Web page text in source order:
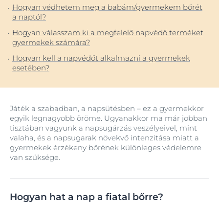
Hogyan védhetem meg a babám/gyermekem bőrét
a naptól?
Hogyan válasszam ki a megfelelő napvédő terméket
gyermekek számára?
Hogyan kell a napvédőt alkalmazni a gyermekek
esetében?
Játék a szabadban, a napsütésben – ez a gyermekkor
egyik legnagyobb öröme. Ugyanakkor ma már jobban
tisztában vagyunk a napsugárzás veszélyeivel, mint
valaha, és a napsugarak növekvő intenzitása miatt a
gyermekek érzékeny bőrének különleges védelemre
van szüksége.
Hogyan hat a nap a fiatal bőrre?